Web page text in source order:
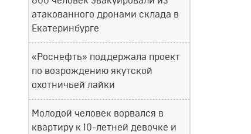
атакованного дронами склада в
Екатеринбурге
«Роснефть» поддержала проект
по возрождению якутской
охотничьей лайки
Молодой человек ворвался в
квартиру к 10-летней девочке и